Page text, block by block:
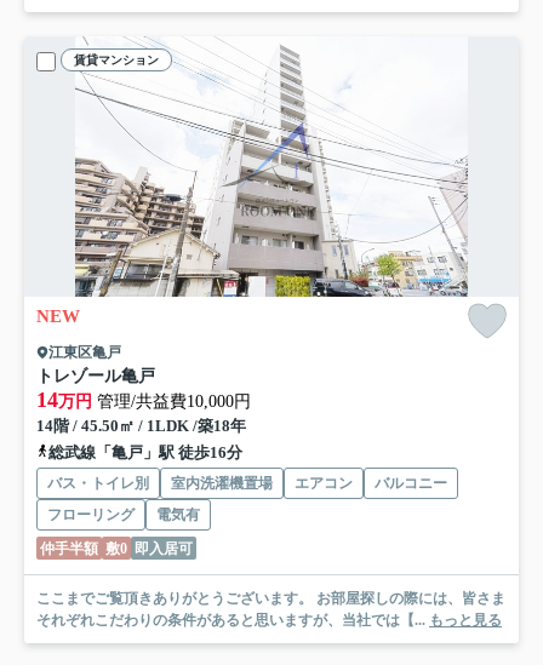
賃貸マンション
NEW
江東区亀戸
トレゾール亀戸
14万円 管理/共益費10,000円
14階 / 45.50㎡ / 1LDK /築18年
総武線「亀戸」駅 徒歩16分
バス・トイレ別 室内洗濯機置場 エアコン
バルコニー
フローリング
電気有
仲手半額 敷0 即入居可
ここまでご覧頂きありがとうございます。 お部屋探しの際には、皆さま
それぞれこだわりの条件があると思いますが、当社では【... もっと見る